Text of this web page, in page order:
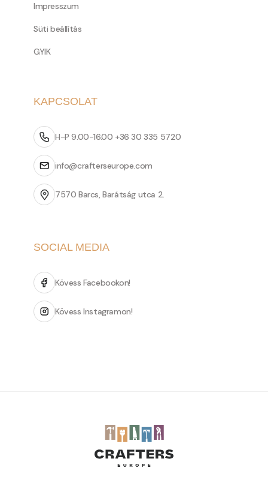
Impresszum
Süti beállítás
GYIK
KAPCSOLAT
H-P 9.00-16.00 +36 30 335 5720
info@crafterseurope.com
7570 Barcs, Barátság utca 2.
SOCIAL MEDIA
Kövess Facebookon!
Kövess Instagramon!